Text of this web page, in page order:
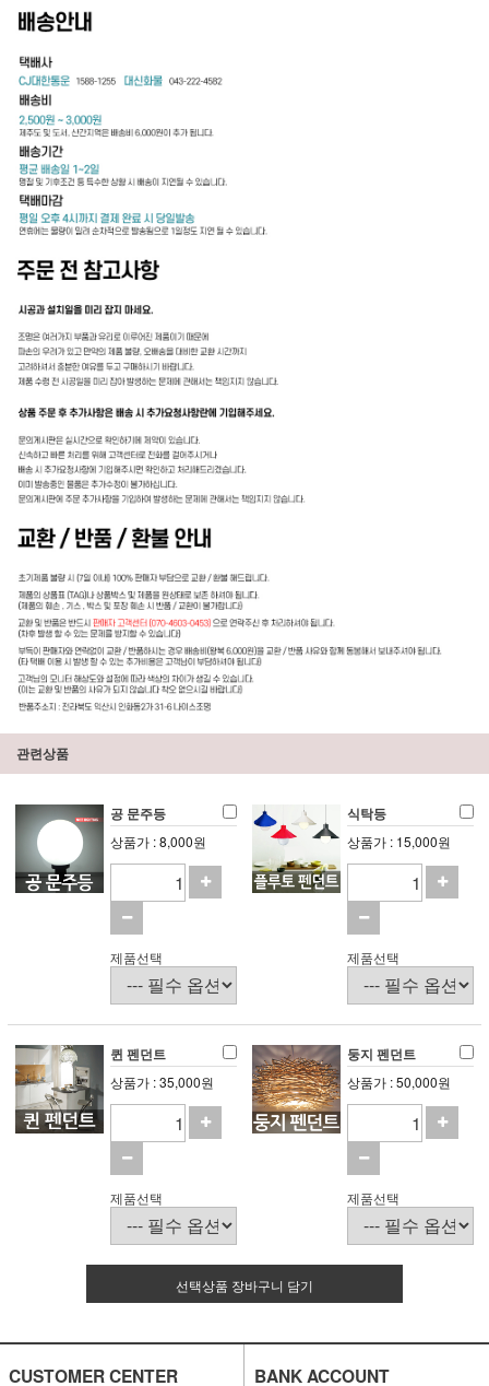
관련상품
공 문주등
상품가 : 8,000원
제품선택
식탁등
상품가 : 15,000원
제품선택
퀸 펜던트
상품가 : 35,000원
제품선택
둥지 펜던트
상품가 : 50,000원
제품선택
선택상품 장바구니 담기
CUSTOMER CENTER BANK ACCOUNT